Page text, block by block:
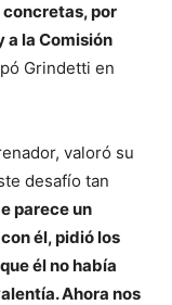
concretas, por
a la Comisión
Grindetti en
valoró su
desafío tan
parece un
él, pidió los
él no había
Ahora nos